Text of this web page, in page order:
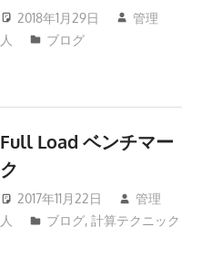
2018年1月29日
管理
人
ブログ
Full Load ベンチマー
ク
2017年11月22日
管理
人
ブログ,計算テクニック